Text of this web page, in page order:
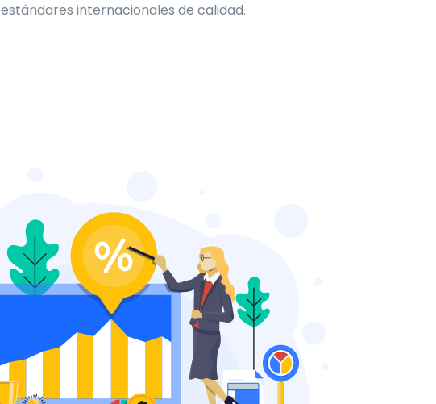
estándares internacionales de calidad.